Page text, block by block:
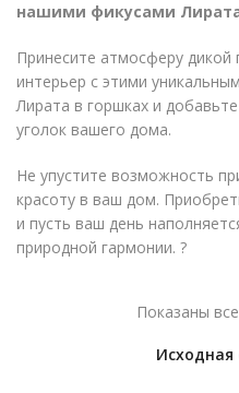
нашими фикусами
Принесите атмосферу
интерьер с этими
Лирата в горшках и
уголок вашего дома.
Не упустите возможность
красоту в ваш дом.
и пусть ваш день
природной гармонии. ?
Показаны